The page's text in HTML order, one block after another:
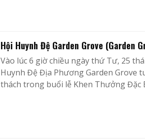
Hội Huynh Đệ Garden Grove (Garden
Vào lúc 6 giờ chiều ngày thứ Tư, 25
Huynh Đệ Địa Phương Garden Grove
thách trong buổi lễ Khen Thưởng Đặc